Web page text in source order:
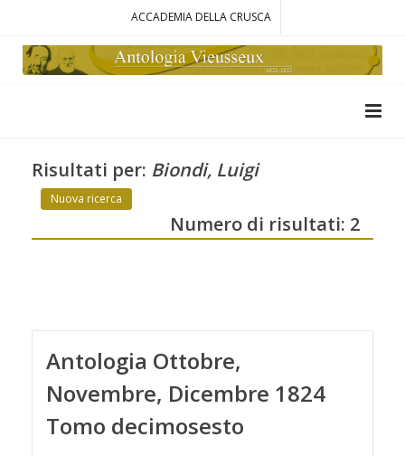
ACCADEMIA DELLA CRUSCA
Risultati per: Biondi, Luigi
Nuova ricerca
Numero di risultati: 2
Antologia Ottobre,
Novembre, Dicembre 1824
Tomo decimosesto